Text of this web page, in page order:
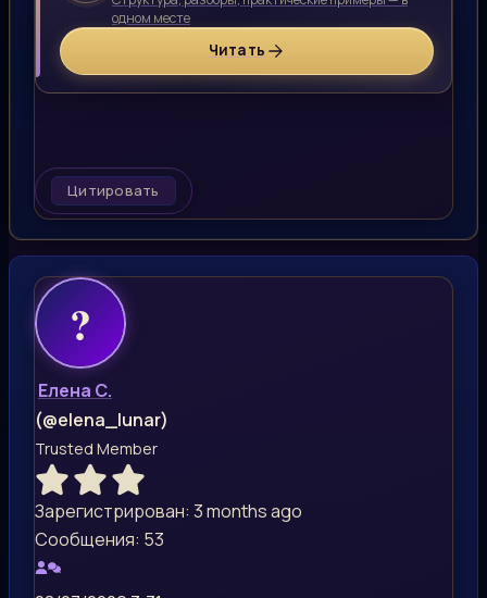
одном месте
Читать
Цитировать
Елена С.
(@elena_lunar)
Trusted Member
Зарегистрирован: 3 months ago
Сообщения: 53